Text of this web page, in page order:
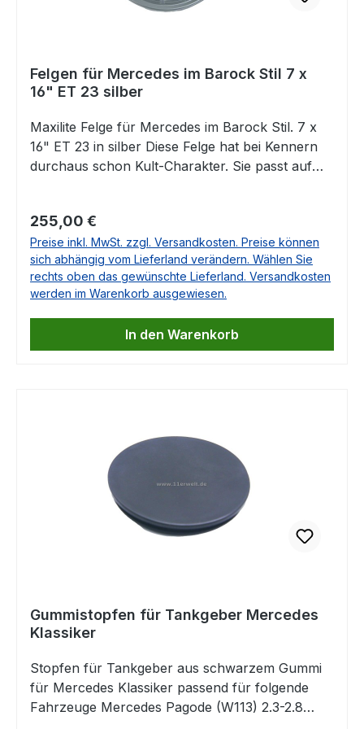
116Mercedes TYP 123Mercedes TYP 126
wir Ihnen diese sehr gerne.
Felgen für Mercedes im Barock Stil 7 x
16" ET 23 silber
Maxilite Felge für Mercedes im Barock Stil. 7 x
16" ET 23 in silber Diese Felge hat bei Kennern
durchaus schon Kult-Charakter. Sie passt auf
R107. Enthalten ist jeweils das entsprechende
Gutachten. Die Lieferung erfolgt OHNE
Nabendeckel und ohne Radschrauben Die
passenden Nabendeckel finden Sie unten auf
dieser Seite als Zubehör. Auch eine Lieferung als
Komplettrad ist möglich! Bitte teilen Sie uns mit,
um welches Fahrzeug es sich handelt und wir
direkt eingesetzt werden. Diese Felgen passen
u.a. für folgende Fahrzeuge: Mercedes TYP 107
(außer 560SL)Mercedes TYP 108Mercedes TYP
109Mercedes TYP110Mercedes TYP111Mercedes
TYP 112Mercedes TYP 113Mercedes TYP
114Mercedes TYP 115Mercedes TYP
Regulärer Preis:
255,00 €
Preise inkl. MwSt. zzgl. Versandkosten. Preise können
sich abhängig vom Lieferland verändern. Wählen Sie
rechts oben das gewünschte Lieferland. Versandkosten
werden im Warenkorb ausgewiesen.
In den Warenkorb
Gummistopfen für Tankgeber Mercedes
Klassiker
Stopfen für Tankgeber aus schwarzem Gummi
für Mercedes Klassiker passend für folgende
Fahrzeuge Mercedes Pagode (W113) 2.3-2.8